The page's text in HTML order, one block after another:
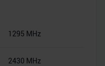
1295 MHz
2430 MHz